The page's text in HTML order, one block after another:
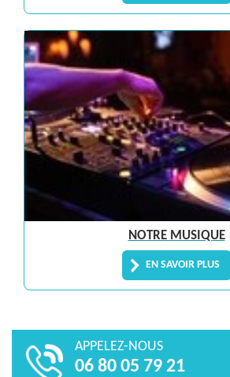
NOTRE MUSIQUE
EN SAVOIR PLUS
APPELEZ-NOUS
06 80 05 79 21